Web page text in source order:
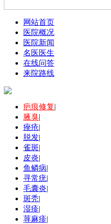
网站首页
医院概况
医院新闻
名医医生
在线问答
来院路线
疤痕修复|
腋臭|
痤疮|
脱发|
雀斑|
皮炎|
鱼鳞病|
寻常疣|
毛囊炎|
斑秃|
湿疹|
荨麻疹|